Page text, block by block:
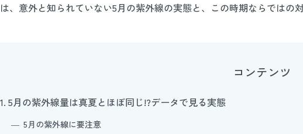
、意外と知られていない5月の紫外線の実態と、この時期ならではの
コンテンツ
5月の紫外線量は真夏とほぼ同じ!?データで見る実態
5月の紫外線に要注意